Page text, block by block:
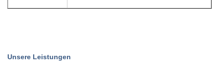
Unsere Leistungen